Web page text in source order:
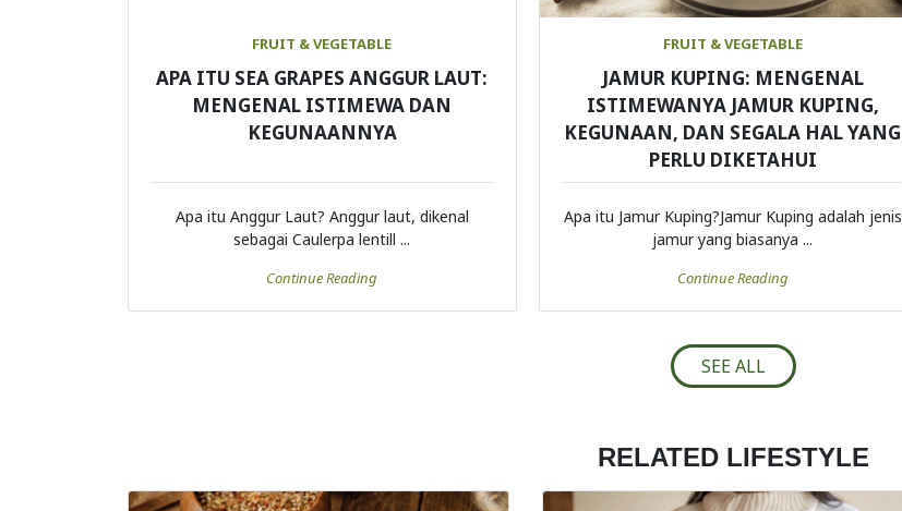
FRUIT & VEGETABLE
APA ITU SEA GRAPES ANGGUR LAUT:
MENGENAL ISTIMEWA DAN
KEGUNAANNYA
Apa itu Anggur Laut? Anggur laut, dikenal
sebagai Caulerpa lentill ...
Continue Reading
FRUIT & VEGETABLE
JAMUR KUPING: MENGENAL
ISTIMEWANYA JAMUR KUPING,
KEGUNAAN, DAN SEGALA HAL YANG
PERLU DIKETAHUI
Apa itu Jamur Kuping?Jamur Kuping adalah jenis
jamur yang biasanya ...
Continue Reading
SEE ALL
RELATED LIFESTYLE